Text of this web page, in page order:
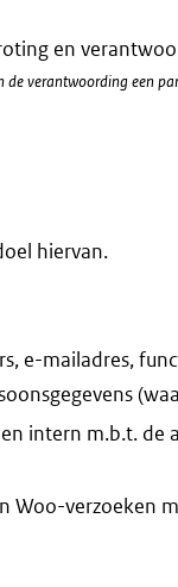
en
verantwoording een
hiervan.
e-mailadres,
intern m.b.t. de
Woo-verzoeken